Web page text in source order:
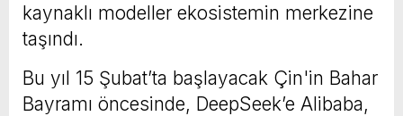
kaynaklı modeller ekosistemin merkezine
taşındı.
Bu yıl 15 Şubat’ta başlayacak Çin'in Bahar
Bayramı öncesinde, DeepSeek’e Alibaba,